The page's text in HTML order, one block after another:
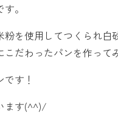
。
を使用してつくられ
だわったパンを作って
す！
ます(^^)/